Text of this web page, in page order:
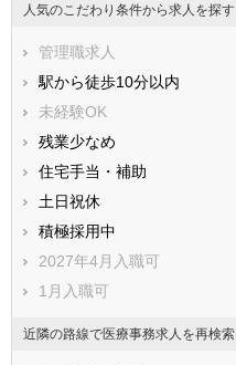
人気のこだわり条件から求人を探す
管理職求人
駅から徒歩10分以内
未経験OK
残業少なめ
住宅手当・補助
土日祝休
積極採用中
2027年4月入職可
1月入職可
近隣の路線で医療事務求人を再検索